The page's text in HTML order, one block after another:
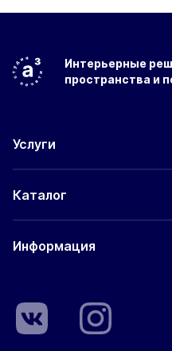
Интерьерные
пространства и
Услуги
Каталог
Информация